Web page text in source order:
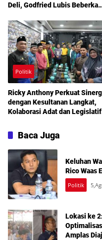
Deli, Godfried Lubis Beberkan
Layanan Kesehatan Gratis
Politik
Ricky Anthony Perkuat
dengan Kesultanan Langkat,
Kolaborasi Adat dan Legislatif
Baca Juga
Keluhan
Rico Waas
Politik
Lokasi ke
Amplas